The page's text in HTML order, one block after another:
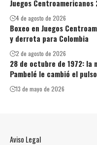
Juegos Centroamericanos
4 de agosto de 2026
Boxeo en Juegos
y derrota para Colombia
2 de agosto de 2026
28 de octubre de 1972: la
Pambelé le cambió el
13 de mayo de 2026
Aviso Legal